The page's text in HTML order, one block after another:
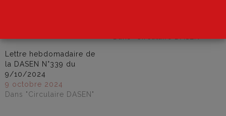
Lettre hebdomadaire de
la DASEN N°339 du
9/10/2024
9 octobre 2024
Dans "Circulaire DASEN"